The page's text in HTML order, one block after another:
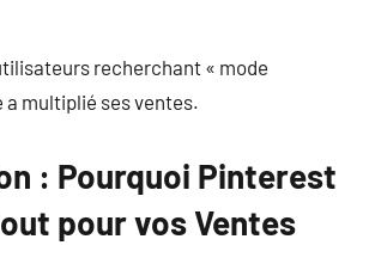
recherchant « mode
a multiplié ses ventes.
: Pourquoi Pinterest
pour vos Ventes